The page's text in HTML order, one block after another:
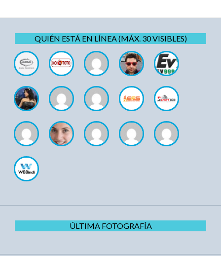
QUIÉN ESTÁ EN LÍNEA (MÁX. 30 VISIBLES)
ÚLTIMA FOTOGRAFÍA